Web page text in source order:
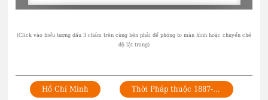
Hồ Chí Minh Thời Pháp thuộc 1887-1945